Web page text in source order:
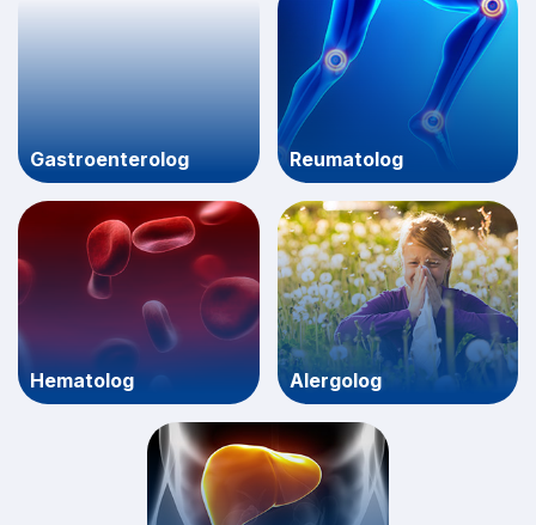
Gastroenterolog Reumatolog
Hematolog Alergolog